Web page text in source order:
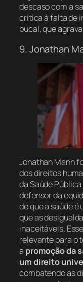
descaso com a
crítica à falta de
bucal, que
9. Jonathan
Jonathan Mann
dos direitos
da Saúde
defensor da
de que a saúde
que as
inaceitáveis.
relevante para o
a promoção da
um direito
combatendo as